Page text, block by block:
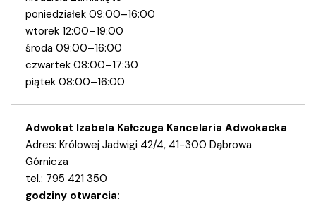
poniedziałek 09:00–16:00
wtorek 12:00–19:00
środa 09:00–16:00
czwartek 08:00–17:30
piątek 08:00–16:00
Adwokat Izabela Kałczuga Kancelaria Adwokacka
Adres: Królowej Jadwigi 42/4, 41-300 Dąbrowa
Górnicza
tel.: 795 421 350
godziny otwarcia: